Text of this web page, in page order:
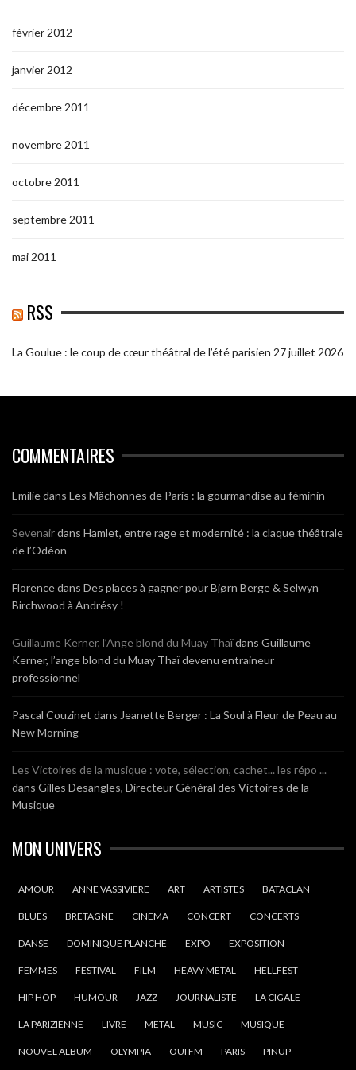
février 2012
janvier 2012
décembre 2011
novembre 2011
octobre 2011
septembre 2011
mai 2011
RSS
La Goulue : le coup de cœur théâtral de l’été parisien 27 juillet 2026
COMMENTAIRES
Emiliedans Les Mâchonnes de Paris : la gourmandise au féminin
Sevenairdans Hamlet, entre rage et modernité : la claque théâtrale
de l’Odéon
Florencedans Des places à gagner pour Bjørn Berge & Selwyn
Birchwood à Andrésy !
Guillaume Kerner, l’Ange blond du Muay Thaïdans Guillaume
Kerner, l’ange blond du Muay Thaï devenu entraineur
professionnel
Pascal Couzinet dans Jeanette Berger : La Soul à Fleur de Peau au
New Morning
Les Victoires de la musique : vote, sélection, cachet... les répo ...
dans Gilles Desangles, Directeur Général des Victoires de la
Musique
MON UNIVERS
AMOUR ANNE VASSIVIERE ART ARTISTES BATACLAN
BLUES BRETAGNE CINEMA CONCERT CONCERTS
DANSE DOMINIQUE PLANCHE EXPO EXPOSITION
FEMMES FESTIVAL FILM HEAVY METAL HELLFEST
HIP HOP HUMOUR JAZZ JOURNALISTE LA CIGALE
LA PARIZIENNE LIVRE METAL MUSIC MUSIQUE
NOUVEL ALBUM OLYMPIA OUI FM PARIS PINUP